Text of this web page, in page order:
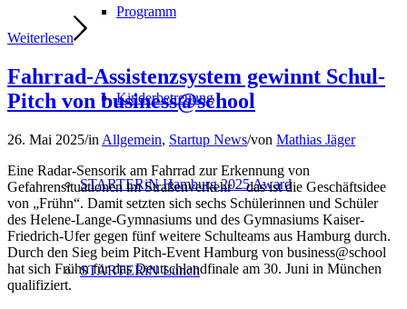
Programm
Kinderbetreuung
STARTERiN Hamburg 2025 Award
STARTERiN Lunch
Weiterlesen
Fahrrad-Assistenzsystem gewinnt Schul-
Pitch von business@school
26. Mai 2025/in Allgemein, Startup News/von Mathias Jäger
Eine Radar-Sensorik am Fahrrad zur Erkennung von
Gefahrensituationen im Straßenverkehr – das ist die Geschäftsidee
von „Frühn“. Damit setzten sich sechs Schülerinnen und Schüler
des Helene-Lange-Gymnasiums und des Gymnasiums Kaiser-
Friedrich-Ufer gegen fünf weitere Schulteams aus Hamburg durch.
Durch den Sieg beim Pitch-Event Hamburg von business@school
hat sich Frühn für das Deutschlandfinale am 30. Juni in München
qualifiziert.